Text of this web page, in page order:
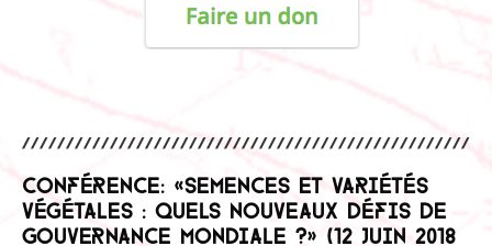
Conférence: «Semences et variétés
végétales : quels nouveaux défis de
gouvernance mondiale ?» (12 juin 2018